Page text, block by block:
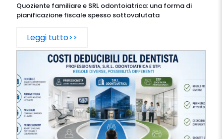
Quoziente familiare e SRL odontoiatrica: una forma di
pianificazione fiscale spesso sottovalutata
Leggi tutto>>